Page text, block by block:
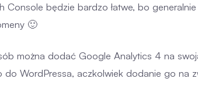
Console będzie bardzo łatwe, bo
🙂
można dodać Google Analytics 4 na
do WordPressa, aczkolwiek dodanie go na